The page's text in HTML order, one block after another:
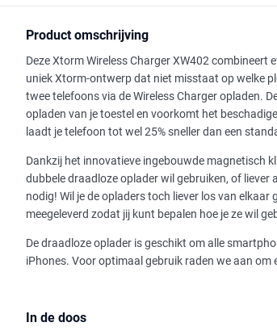
Product omschrijving
Deze Xtorm Wireless Charger XW402 combineert
uniek Xtorm-ontwerp dat niet misstaat op welke
twee telefoons via de Wireless Charger opladen.
opladen van je toestel en voorkomt het
laadt je telefoon tot wel 25% sneller dan een
Dankzij het innovatieve ingebouwde magnetisch
dubbele draadloze oplader wil gebruiken, of liever
nodig! Wil je de opladers toch liever los van
meegeleverd zodat jij kunt bepalen hoe je ze wil
De draadloze oplader is geschikt om alle
iPhones. Voor optimaal gebruik raden we aan om
In de doos